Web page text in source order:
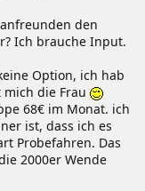
den
Ich brauche Input.
Option, ich hab
die Frau
68€ im Monat. ich
ist, dass ich es
Probefahren. Das
2000er Wende